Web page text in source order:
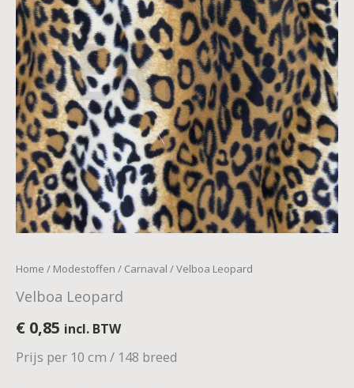
Home / Modestoffen / Carnaval / Velboa Leopard
Velboa Leopard
€ 0,85 incl. BTW
Prijs per 10 cm / 148 breed